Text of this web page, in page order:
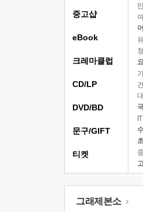
중고샵
eBook
크레마클럽
CD/LP
DVD/BD
문구/GIFT
티켓
그래제본소